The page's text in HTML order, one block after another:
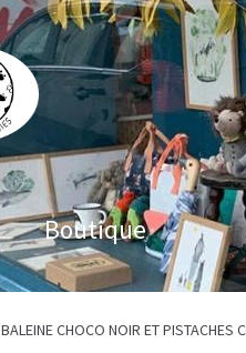
Boutique
BALEINE CHOCO NOIR ET PISTACHES